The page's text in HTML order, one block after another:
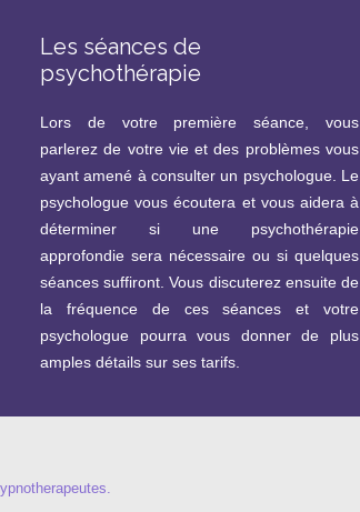
Les séances de
psychothérapie
Lors de votre première séance, vous
parlerez de votre vie et des problèmes vous
ayant amené à consulter un psychologue. Le
psychologue vous écoutera et vous aidera à
déterminer si une psychothérapie
approfondie sera nécessaire ou si quelques
séances suffiront. Vous discuterez ensuite de
la fréquence de ces séances et votre
psychologue pourra vous donner de plus
amples détails sur ses tarifs.